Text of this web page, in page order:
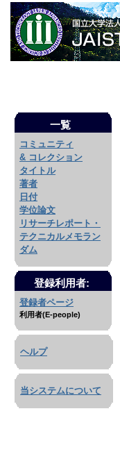
一覧
コミュニティ
& コレクション
タイトル
著者
日付
学位論文
リサーチレポート・
テクニカルメモラン
ダム
登録利用者:
登録者ページ
利用者(E-people)
ヘルプ
当システムについて